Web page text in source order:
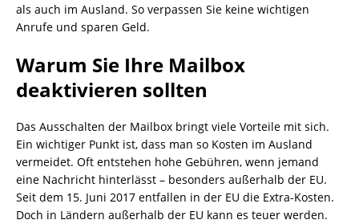
als auch im Ausland. So verpassen Sie keine wichtigen
Anrufe und sparen Geld.
Warum Sie Ihre Mailbox
deaktivieren sollten
Das Ausschalten der Mailbox bringt viele Vorteile mit sich.
Ein wichtiger Punkt ist, dass man so Kosten im Ausland
vermeidet. Oft entstehen hohe Gebühren, wenn jemand
eine Nachricht hinterlässt – besonders außerhalb der EU.
Seit dem 15. Juni 2017 entfallen in der EU die Extra-Kosten.
Doch in Ländern außerhalb der EU kann es teuer werden.